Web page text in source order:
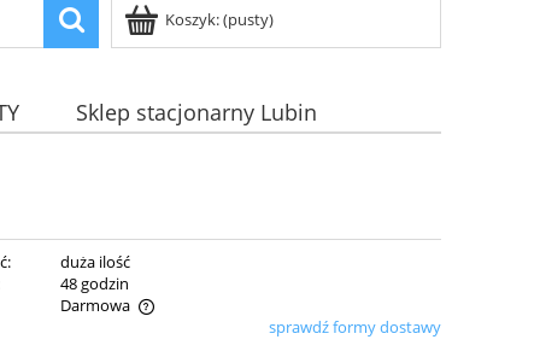
Koszyk:(pusty)
Sklep stacjonarny Lubin
duża ilość
48 godzin
Darmowa
sprawdź formy dostawy